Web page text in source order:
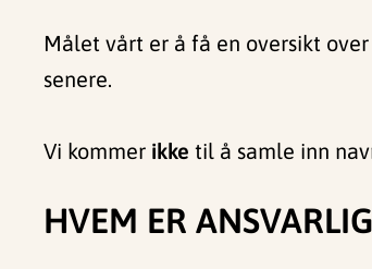
Målet vårt er å få en oversikt
senere.
Vi kommer ikke til å samle inn
HVEM ER